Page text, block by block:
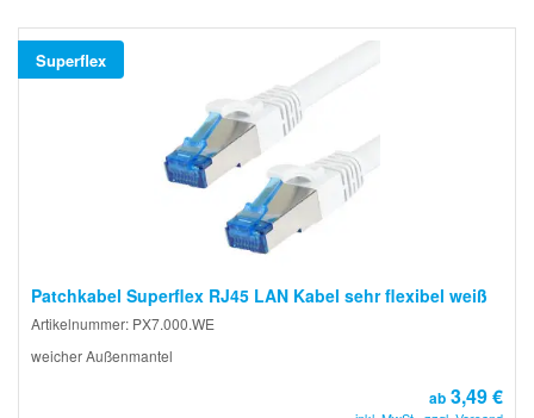
Superflex
Patchkabel Superflex RJ45 LAN Kabel sehr flexibel weiß
Artikelnummer: PX7.000.WE
weicher Außenmantel
ab 3,49 €